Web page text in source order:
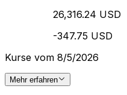
26,316.24 USD
-347.75 USD
Kurse vom 8/5/2026
Mehr erfahren